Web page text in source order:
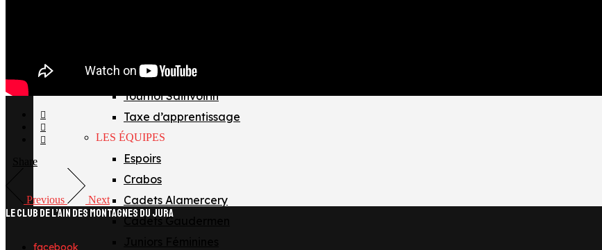
Recrutement 2026/2027
Tournoi Sainvoirin
Taxe d’apprentissage
LES ÉQUIPES
Espoirs
Crabos
Cadets Alamercery
Cadets Gaudermen
Share
Previous Next
LE CLUB DE L’AIN DES MONTAGNES DU JURA